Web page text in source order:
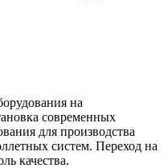
на
современных
для производства
систем. Переход на
качества.